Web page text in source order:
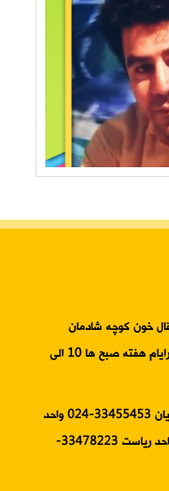
خون کوچه شادمان
ساختمان نامور طبقه پایین (درایام هفته صبح ها 10 الی
024-33544688 واحد مشتریان 33455453-024 واحد
مشتریان 33466877-024 واحد ریاست 33478223-